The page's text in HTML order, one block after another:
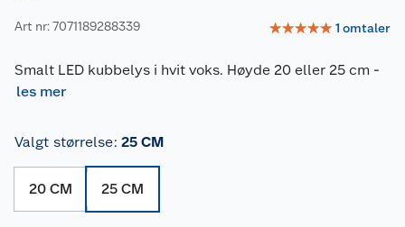
Art nr: 7071189288339 ☆☆☆☆☆ 1 omtaler
Smalt LED kubbelys i hvit voks. Høyde 20 eller 25 cm -
les mer
Valgt størrelse: 25 CM
20 CM 25 CM